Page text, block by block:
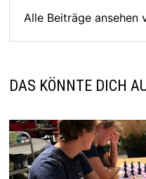
Alle Beiträge
DAS KÖNNTE DICH